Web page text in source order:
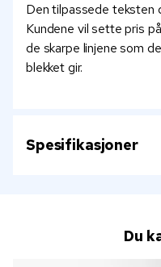
Den tilpassede teksten
Kundene vil sette pris
de skarpe linjene som
blekket gir.
Spesifikasjoner
Du